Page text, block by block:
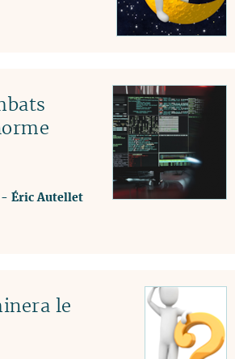
- Éric Autellet
le